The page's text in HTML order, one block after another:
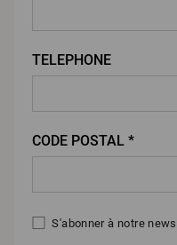
TELEPHONE
CODE POSTAL *
S'abonner à notre